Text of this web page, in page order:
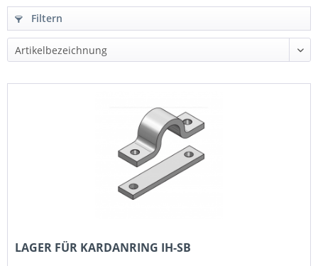
Filtern
LAGER FÜR KARDANRING IH-SB